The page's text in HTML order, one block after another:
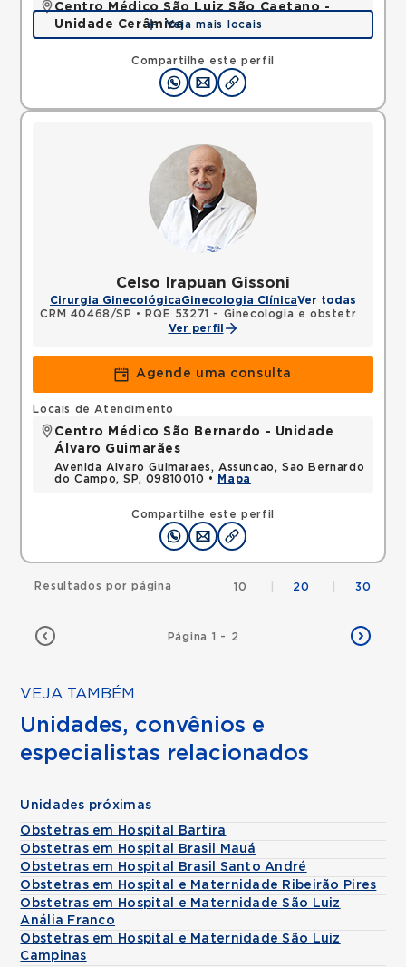
Compartilhe este perfil
Centro Médico São Luiz São Caetano -
Unidade Cerâmica
Alameda Caulim, Ceramica, Sao Caetano do Sul,
SP, 09531195 •
Veja mais locais
Celso Irapuan Gissoni
Cirurgia GinecológicaGinecologia ClínicaVer todas
CRM 40468/SP •
RQE 53271 - Ginecologia e obstetrícia
Ver perfil
Agende uma consulta
Compartilhe este perfil
Locais de Atendimento
Centro Médico São Bernardo - Unidade
Álvaro Guimarães
Avenida Alvaro Guimaraes, Assuncao, Sao Bernardo
do Campo, SP, 09810010 •
Mapa
Página 1 - 2
Resultados por página 10 20 30
VEJA TAMBÉM
Unidades, convênios e
especialistas relacionados
Unidades próximas
Obstetras em Hospital Bartira
Obstetras em Hospital Brasil Mauá
Obstetras em Hospital Brasil Santo André
Obstetras em Hospital e Maternidade Ribeirão Pires
Obstetras em Hospital e Maternidade São Luiz
Anália Franco
Obstetras em Hospital e Maternidade São Luiz
Campinas